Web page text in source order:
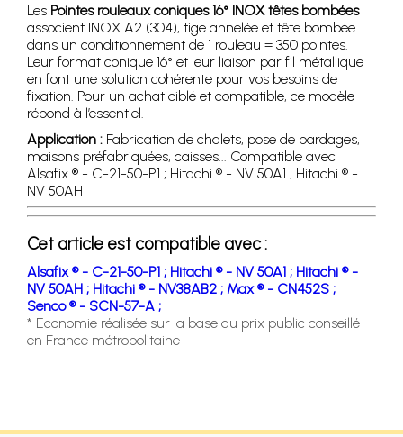
Les Pointes rouleaux coniques 16° INOX têtes bombées
associent INOX A2 (304), tige annelée et tête bombée
dans un conditionnement de 1 rouleau = 350 pointes.
Leur format conique 16° et leur liaison par fil métallique
en font une solution cohérente pour vos besoins de
fixation. Pour un achat ciblé et compatible, ce modèle
répond à l’essentiel.
Application : Fabrication de chalets, pose de bardages,
maisons préfabriquées, caisses... Compatible avec
Alsafix ® - C-21-50-P1 ; Hitachi ® - NV 50A1 ; Hitachi ® -
NV 50AH
Cet article est compatible avec :
Alsafix ® - C-21-50-P1 ; Hitachi ® - NV 50A1 ; Hitachi ® -
NV 50AH ; Hitachi ® - NV38AB2 ; Max ® - CN452S ;
Senco ® - SCN-57-A ;
* Economie réalisée sur la base du prix public conseillé
en France métropolitaine